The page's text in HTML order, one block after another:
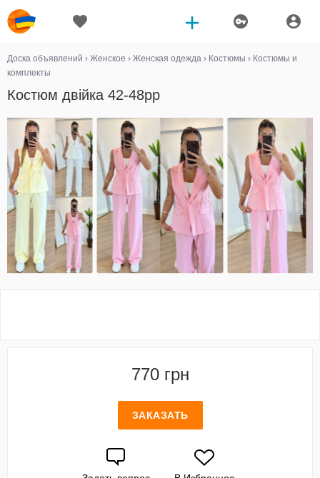
Доска объявлений › Женское › Женская одежда › Костюмы › Костюмы и
комплекты
Костюм двійка 42-48рр
770 грн
ЗАКАЗАТЬ